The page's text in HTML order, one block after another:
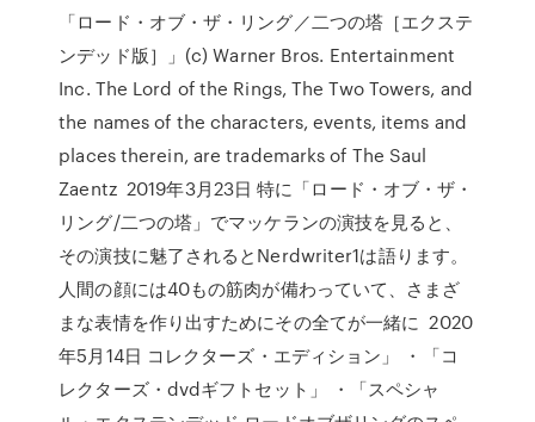
「ロード・オブ・ザ・リング／二つの塔［エクステ
ンデッド版］」(c) Warner Bros. Entertainment
Inc. The Lord of the Rings, The Two Towers, and
the names of the characters, events, items and
places therein, are trademarks of The Saul
Zaentz 2019年3月23日 特に「ロード・オブ・ザ・
リング/二つの塔」でマッケランの演技を見ると、
その演技に魅了されるとNerdwriter1は語ります。
人間の顔には40もの筋肉が備わっていて、さまざ
まな表情を作り出すためにその全てが一緒に 2020
年5月14日 コレクターズ・エディション」 ・「コ
レクターズ・dvdギフトセット」 ・「スペシャ